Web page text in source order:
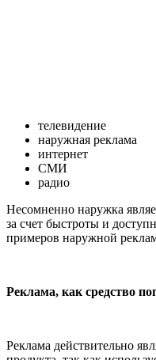
телевидение
наружная реклама
интернет
СМИ
радио
Несомненно наружка
за счет быстроты и
примеров наружной
Реклама, как средство
Реклама действительно